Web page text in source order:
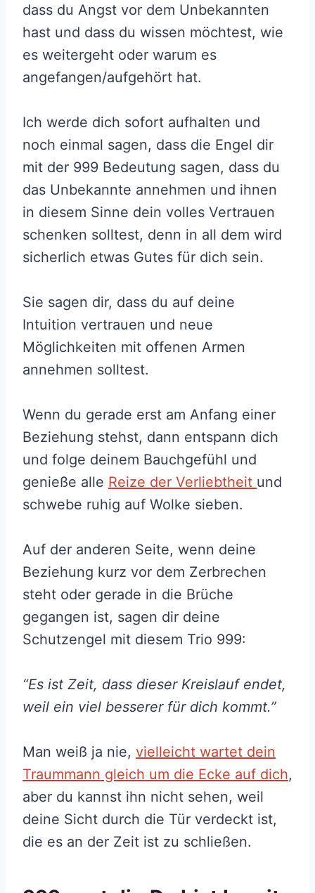
dass du Angst vor dem Unbekannten
hast und dass du wissen möchtest, wie
es weitergeht oder warum es
angefangen/aufgehört hat.
Ich werde dich sofort aufhalten und
noch einmal sagen, dass die Engel dir
mit der 999 Bedeutung sagen, dass du
das Unbekannte annehmen und ihnen
in diesem Sinne dein volles Vertrauen
schenken solltest, denn in all dem wird
sicherlich etwas Gutes für dich sein.
Sie sagen dir, dass du auf deine
Intuition vertrauen und neue
Möglichkeiten mit offenen Armen
annehmen solltest.
Wenn du gerade erst am Anfang einer
Beziehung stehst, dann entspann dich
und folge deinem Bauchgefühl und
genieße alle Reize der Verliebtheit und
schwebe ruhig auf Wolke sieben.
Auf der anderen Seite, wenn deine
Beziehung kurz vor dem Zerbrechen
steht oder gerade in die Brüche
gegangen ist, sagen dir deine
Schutzengel mit diesem Trio 999:
“Es ist Zeit, dass dieser Kreislauf endet,
weil ein viel besserer für dich kommt.”
Man weiß ja nie, vielleicht wartet dein
Traummann gleich um die Ecke auf dich,
aber du kannst ihn nicht sehen, weil
deine Sicht durch die Tür verdeckt ist,
die es an der Zeit ist zu schließen.